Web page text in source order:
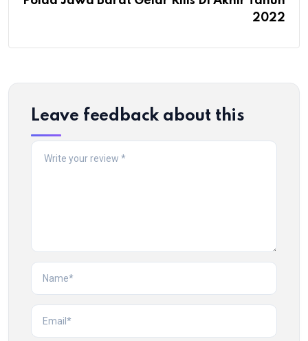
2022
Leave feedback about this